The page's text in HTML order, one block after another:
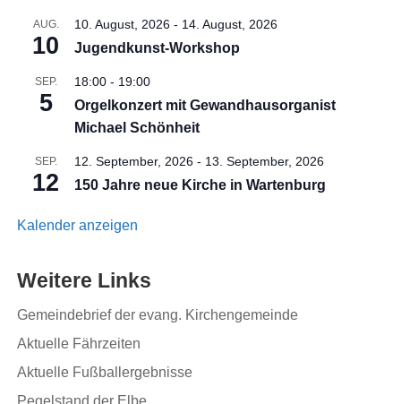
AUG.
10
10. August, 2026 - 14. August, 2026
Jugendkunst-Workshop
SEP.
5
18:00 - 19:00
Orgelkonzert mit Gewandhausorganist
Michael Schönheit
SEP.
12
12. September, 2026 - 13. September, 2026
150 Jahre neue Kirche in Wartenburg
Kalender anzeigen
Weitere Links
Gemeindebrief der evang. Kirchengemeinde
Aktuelle Fährzeiten
Aktuelle Fußballergebnisse
Pegelstand der Elbe